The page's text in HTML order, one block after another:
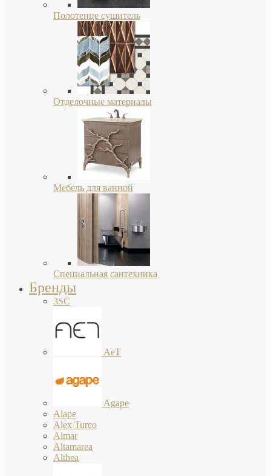
Полотенце сушитель
Отделочные материалы
Мебель для ванной
Специальная сантехника
Бренды
3SC
AeT
Agape
Alape
Alex Turco
Almar
Altamarea
Althea